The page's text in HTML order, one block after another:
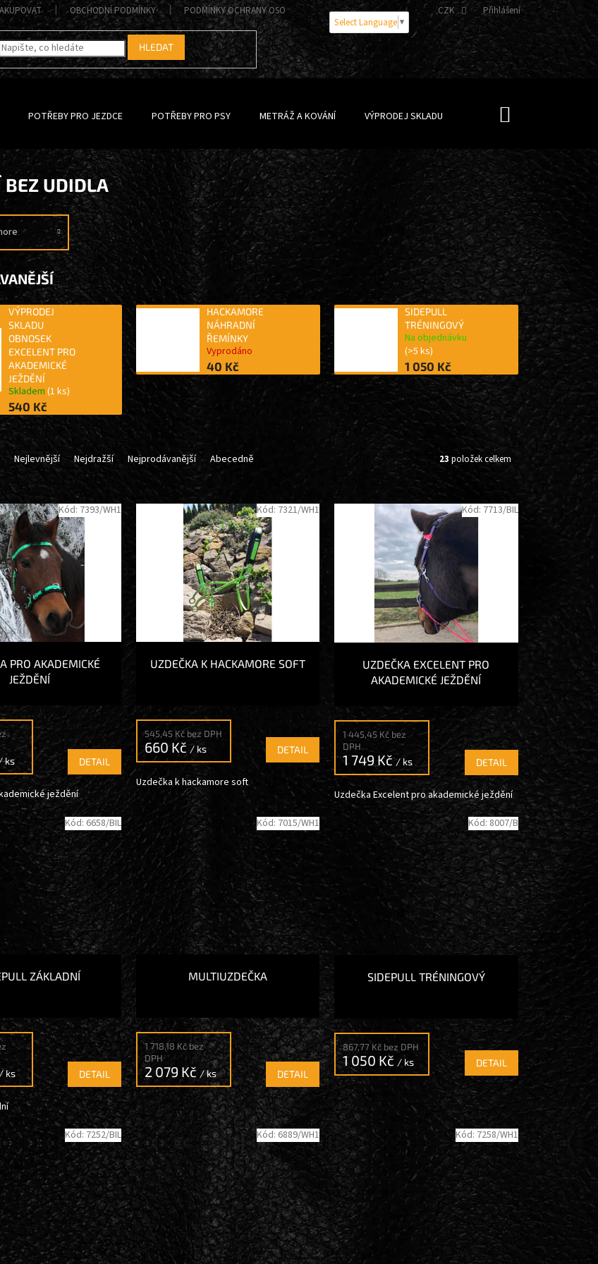
OBCHODNÍ PODMÍNKY PODMÍNKY OCHRANY OSOBNÍCH ÚDAJŮ CZK Přihlášení
Select Language ▼
HLEDAT
POTŘEBY PRO JEZDCE POTŘEBY PRO PSY METRÁŽ A KOVÁNÍ VÝPRODEJ SKLADU
BEZ UDIDLA
VÝPRODEJ
SKLADU
OBNOSEK
EXCELENT PRO
AKADEMICKÉ
JEŽDĚNÍ
Skladem (1 ks)
540 Kč
HACKAMORE
NÁHRADNÍ
ŘEMÍNKY
Vyprodáno
40 Kč
SIDEPULL
TRÉNINGOVÝ
Na objednávku
(>5 ks)
1 050 Kč
Nejlevnější Nejdražší Nejprodávanější Abecedně 23 položek celkem
PRO AKADEMICKÉ
JEŽDĚNÍ
ks DETAIL
ježdění
Kód: 7393/WH1
UZDEČKA K HACKAMORE SOFT
545,45 Kč bez DPH
660 Kč / ks DETAIL
Uzdečka k hackamore soft
Kód: 7321/WH1
UZDEČKA EXCELENT PRO
AKADEMICKÉ JEŽDĚNÍ
1 445,45 Kč bez
DPH
1 749 Kč/ ks DETAIL
Uzdečka Excelent pro akademické ježdění
Kód: 7713/BIL
ZÁKLADNÍ
/ ks DETAIL
Kód: 6658/BIL
MULTIUZDEČKA
1 718,18 Kč bez
DPH
2 079 Kč / ks DETAIL
Kód: 7015/WH1
SIDEPULL TRÉNINGOVÝ
867,77 Kč bez DPH
1 050 Kč / ks DETAIL
Kód: 8007/B
Kód: 7252/BIL Kód: 6889/WH1 Kód: 7258/WH1